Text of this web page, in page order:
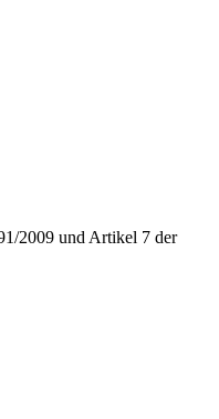
2009 und Artikel 7 der